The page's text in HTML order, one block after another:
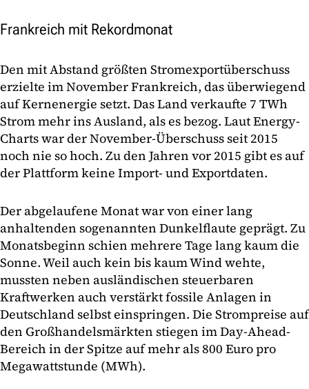
Frankreich mit Rekordmonat
Den mit Abstand größten Stromexportüberschuss
erzielte im November Frankreich, das überwiegend
auf Kernenergie setzt. Das Land verkaufte 7 TWh
Strom mehr ins Ausland, als es bezog. Laut Energy-
Charts war der November-Überschuss seit 2015
noch nie so hoch. Zu den Jahren vor 2015 gibt es auf
der Plattform keine Import- und Exportdaten.
Der abgelaufene Monat war von einer lang
anhaltenden sogenannten Dunkelflaute geprägt. Zu
Monatsbeginn schien mehrere Tage lang kaum die
Sonne. Weil auch kein bis kaum Wind wehte,
mussten neben ausländischen steuerbaren
Kraftwerken auch verstärkt fossile Anlagen in
Deutschland selbst einspringen. Die Strompreise auf
den Großhandelsmärkten stiegen im Day-Ahead-
Bereich in der Spitze auf mehr als 800 Euro pro
Megawattstunde (MWh).